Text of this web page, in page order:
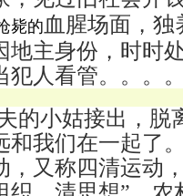
毙的 血腥场面，
地主身份，时时
犯人看管。。。
的小姑接出，脱
和我们在一起了
，又称四清运动